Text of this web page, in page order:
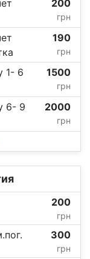
200
грн
190
грн
1- 6
1500
грн
6- 9
2000
грн
200
грн
300
грн